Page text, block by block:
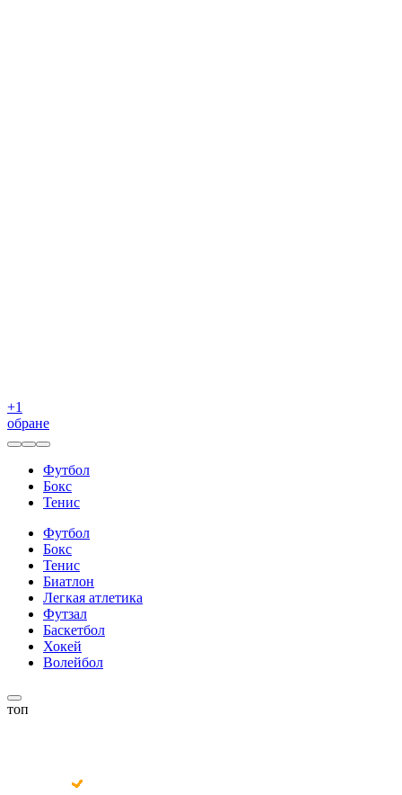
+1
обране
Футбол
Бокс
Тенис
Футбол
Бокс
Тенис
Биатлон
Легкая атлетика
Футзал
Баскетбол
Хокей
Волейбол
топ